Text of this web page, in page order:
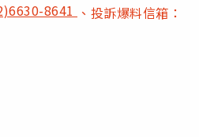
8641 、投訴爆料信箱：